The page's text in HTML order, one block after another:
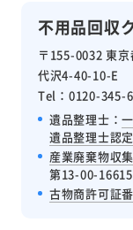
不用品回収
〒155-0032 東
代沢4-40-10-E
Tel：0120-345-
遺品整理士：
遺品整理士認
産業廃棄物収
第13-00-
古物商許可証